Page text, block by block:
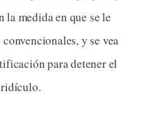
la medida en que se le
y se vea
para detener el